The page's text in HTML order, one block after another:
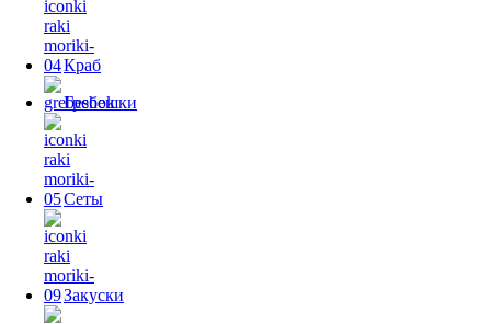
Краб
Гребешки
Сеты
Закуски